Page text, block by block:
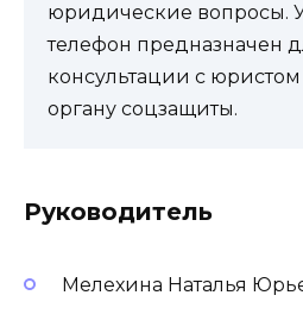
юридические вопросы.
телефон предназначен
консультации с юристом
органу соцзащиты.
Руководитель
Мелехина Наталья